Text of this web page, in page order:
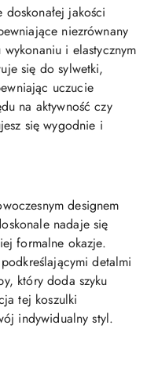
jakości
niezrównany
i elastycznym
się do sylwetki,
uczucie
na aktywność czy
się wygodnie i
designem
nadaje się
formalne okazje.
detalmi
który doda szyku
tej koszulki
indywidualny styl.